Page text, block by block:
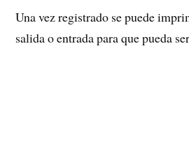
Una vez registrado se puede
salida o entrada para que pueda